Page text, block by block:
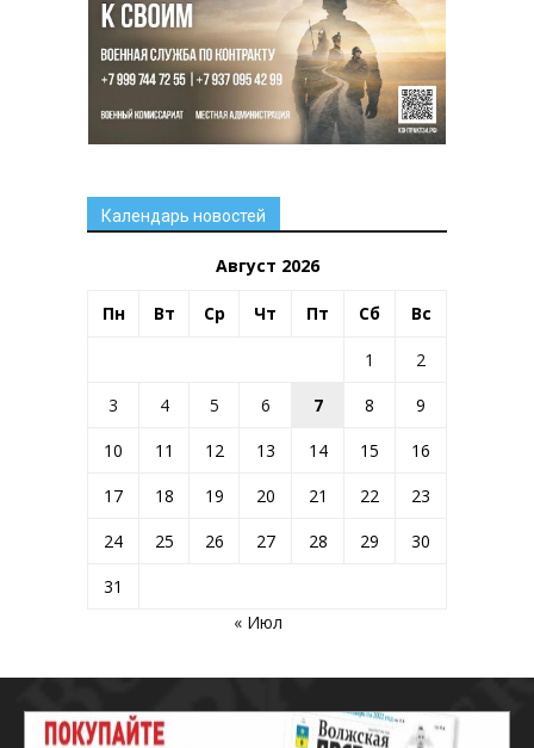
Календарь новостей
Август 2026
Пн Вт Ср Чт Пт Сб Вс
1
2
3
4 5 6 7 8
9
10
11 12 13 14 15
16
17
18 19 20 21 22
23
24
25 26 27 28 29
30
31
« Июл